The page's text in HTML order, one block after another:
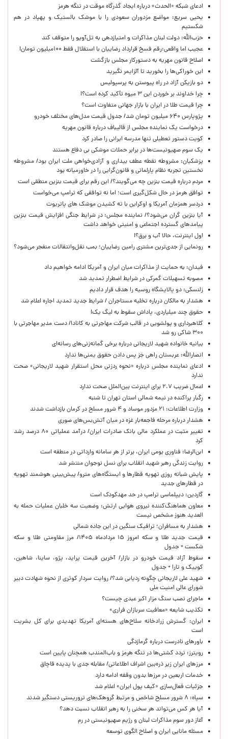
ادعای شبکه «الحدث» درباره ایجاد گذرگاه موقت در تنگه هرمز
یحیی سریع: مواضع مزدوران سعودی را با موشک بالستیک و پهپاد در هم
شکستیم
حزب‌الله: دولت لبنان مذاکرات و امتیازدهی به تل‌آویو را متوقف کند
عجیب اما واقعی:رقم فسخ قرارداد رضاییان با استقلال فقط ۱۰۰میلیون تومان!
اصلاح قانون مهریه به دستورکار مجلس بازگشت
این خوراکی‌ها را بخورید تا آلزایمر نگیرید
دو بازیکن آزاد در راه پیوستن به پرسپولیس
چرا خداوند بر خوردن این ۳ میوه تأکید کرده است؟!
چرا قیمت طلا در ایران با بازار جهانی متفاوت است؟
پژوپارس ۶۴۰ میلیون تومان شد/ جدول قیمت مدل‌های مختلف خودرو
درخواست یک نماینده مجلس از قالیباف درباره قانون مهریه
کویت دستور تعطیلی تنها مدرسه ایرانی را صادر کرد
یک‌ سوم صهیونیست‌ها در برابر حملات موشکی بی دفاع هستند
پزشکیان: مشروطه نقطه عطف بیداری و آزادی‌خواهی ملت ایران بود/ مشروطه
نخستین تجربه نظام پارلمانی و قانون‌گرایی را در خاورمیانه بود
مردم درباره قیمت بنزین چه می‌گویند؟/ این رقم برای قیمت بنزین منطقی است
توافق هرمز در حال شکل‌گیری است؛ اما نه توافقی که ترامپ می‌خواست
دردسر همزمان آمریکا و اوکراین با ته کشیدن موشک های پاتریوت
آیا بنزین گران می‌شود؟/ نماینده مجلس: در شرایط جنگی افزایش قیمت بنزین
پیامدهای گسترده اجتماعی و امنیتی خواهد داشت
اول اینترنت، حالا آب و برق؟!
رونمایی از جدی‌ترین مشتری رامین رضاییان؛ بمب نقل‌وانتقالات منفجر می‌شود؟
فیدان: به حمایت از مذاکرات میان ایران و آمریکا ادامه خواهیم داد
مصوبه تسهیلات گمرکی در شرایط اضطرار تمدید شد
زلنسکی: دو پالایشگاه روسیه را هدف قرار دادیم
هشدار به مالکان درباره تخلیه مستاجران / شرایط جدید تمدید اجاره اعلام شد
حقوق چند میلیاردی، پاداش سقوط به لیگ یک!
کلاهبرداری و پولشویی در قالب شرکت مهاجرتی به کانادا/ دست مدیر مهاجرتی با
۳۰۰ شاکی رو شد
بیانیه خانواده شهید لاریجانی درباره برخی گمانه‌زنی‌های رسانه‌ای
انصارالله: عربستان راهی جز پس دادن حقوق یمنی‌ها ندارد
ادعای نماینده مجلس درباره «نحوه ردزنی محل استقرار شهید لاریجانی» صحت
ندارد
اعمال ضریب ۲.۷ برای اینترنت بین‌الملل صحت ندارد
رگبار پراکنده در نیمه شمالی استان تهران تا شنبه
وزارت اطلاعات: ۲۱ مزدور موساد و ۴ شرور مسلح در کرمان بازداشت شدند
هشدار درباره مرحله فاجعه‌بار غزه در میان آتش‌بس‌های صوری
تغییر مثبت در عملکرد مالی بانک صادرات ایران/ درآمد عملیاتی ۸۰ درصد رشد
کرد
ابن‌الرضا: فناوری بومی ایران، برتر از هر سامانه وارداتی در منطقه است
روایت زندگی رهبر شهید انقلاب برای نسل نوجوان منتشر شد
پایش شبانه روزی تهویه قطارها و ایستگاه‌های مترو/ پیش‌بینی هوشمند تهویه
در قطارهای جدید
گاردین: دیپلماسی ترامپ در حد مهدکودک است
معاون هماهنگ‌کننده نیروی هوایی ارتش: وضعیت سه خلبان عملیات حمله به
العدید هنوز مشخص نیست
هشدار به مسافران؛ ترافیک سنگین در این جاده شمالی
قیمت جدید طلا و سکه امروز ۱۵ مردادماه ۱۴۰۵/ مرز مقاومتی طلا و سکه
شکست + جدول
سقوط آزاد قیمت خودرو در بازار/ آخرین قیمت پراید، پژو، ساینا، شاهین،
کوییک و تارا + جدول
شهید علی لاریجانی چگونه ردیابی شد؟/ روایت سردار کوثری از نحوه شهادت دبیر
شورای عالی امنیت ملی
ماجرای نصب سنگ مزار اکبر عبدی چیست؟
تکذیب شایعه «معافیت سربازان فراری»
ایران: گسترش زرادخانه سلاح‌های هسته‌ای آمریکا تهدیدی برای کل بشریت
است
باورهای نادرست درباره گرمازدگی
رویترز: تردد کشتی‌ها در تنگه هرمز و باب‌المندب همچنان پایین است
مرزهای ایران زیر ذره‌بین اشراف اطلاعاتی/ مقابله جدی با پدیده قاچاق
خدمات اربعین در مرزها بدون وقفه ادامه دارد
جزئیات فعال‌سازی «کیف پول ایران» اعلام شد
سپاه: ۸ شرور مسلح شاخص و مرتبط گروهک‌های تروریستی دستگیر شدند
آیا هر کس می‌تواند هر سخنی را به رهبر انقلاب نسبت دهد؟
آغاز دور سوم مذاکرات لبنان و رژیم صهیونیستی در رم
مسئله مانایی ایران و اصلاح الگوی توسعه